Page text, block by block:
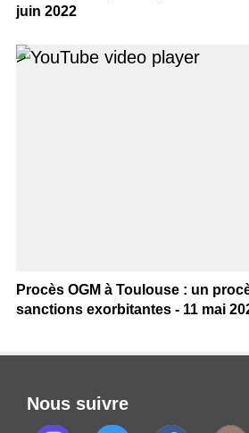
juin 2022
>
Procès OGM à Toulouse : un
sanctions exorbitantes - 11 mai
Nous suivre